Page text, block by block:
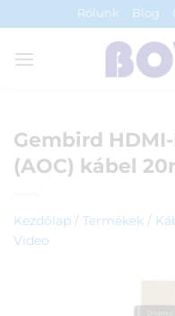
to
content
Rólunk Blog
Gembird
(AOC) kábel
Kezdőlap / Termékek /
Video